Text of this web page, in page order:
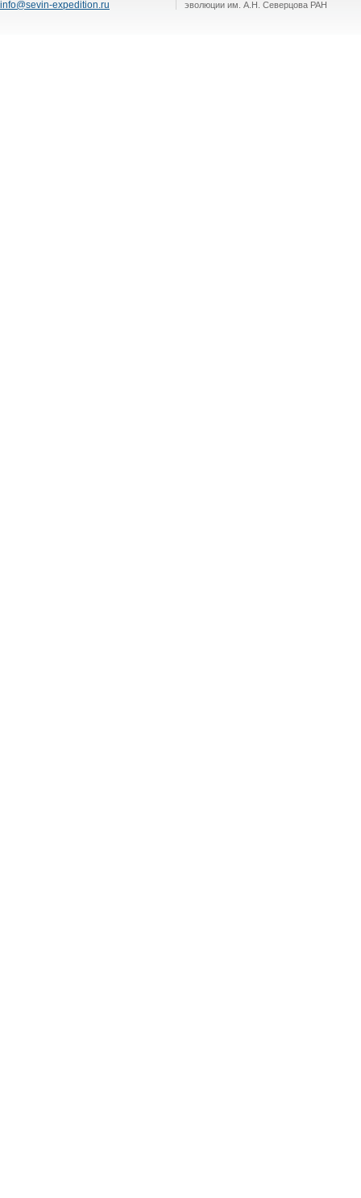
info@sevin-expedition.ru
эволюции им. А.Н. Северцова РАН